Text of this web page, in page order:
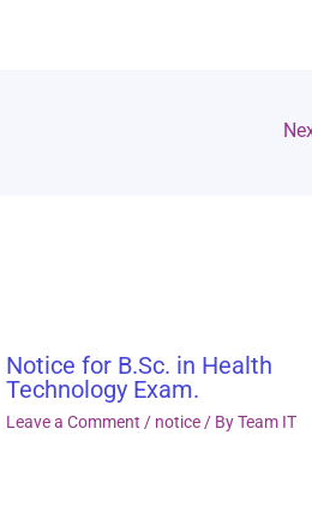
Notice for B.Sc. in Health
Technology Exam.
Leave a Comment / notice / ByTeam IT